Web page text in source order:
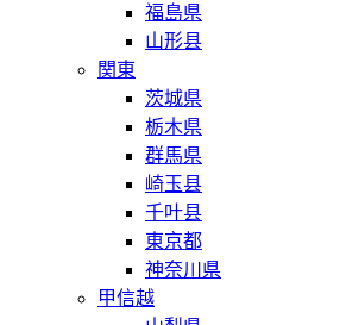
福島県
山形县
関東
茨城県
栃木県
群馬県
崎玉县
千叶县
東京都
神奈川県
甲信越